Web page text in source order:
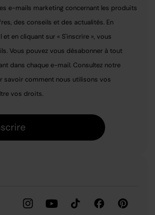
e-mails marketing concernant les produits
des conseils et des actualités. En
en cliquant sur « S'inscrire », vous
Vous pouvez vous désabonner à tout
dans chaque e-mail. Consultez notre
savoir comment nous utilisons vos
vos droits.